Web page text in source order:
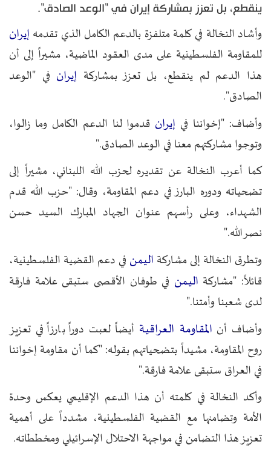
ينقطع، بل تعزز بمشاركة إيران في "الوعد الصادق".
وأشاد النخالة في كلمة متلفزة بالدعم الكامل الذي تقدمه إيران
للمقاومة الفلسطينية على مدى العقود الماضية، مشيراً إلى أن
هذا الدعم لم ينقطع، بل تعزز بمشاركة إيران في "الوعد
الصادق".
وأضاف: "إخواننا في إيران قدموا لنا الدعم الكامل وما زالوا،
وتوجوا مشاركتهم معنا في الوعد الصادق."
كما أعرب النخالة عن تقديره لحزب الله اللبناني، مشيراً إلى
تضحياته ودوره البارز في دعم المقاومة، وقال: "حزب الله قدم
الشهداء، وعلى رأسهم عنوان الجهاد المبارك السيد حسن
نصرالله."
وتطرق النخالة إلى مشاركة اليمن في دعم القضية الفلسطينية،
قائلاً: "مشاركة اليمن في طوفان الأقصى ستبقى علامة فارقة
لدى شعبنا وأمتنا."
وأضاف أن المقاومة العراقية أيضاً لعبت دوراً بارزاً في تعزيز
روح المقاومة، مشيداً بتضحياتهم بقوله: "كما أن مقاومة إخواننا
في العراق ستبقى علامة فارقة."
وأكد النخالة في كلمته أن هذا الدعم الإقليمي يعكس وحدة
الأمة وتضامنها مع القضية الفلسطينية، مشدداً على أهمية
تعزيز هذا التضامن في مواجهة الاحتلال الإسرائيلي ومخططاته.